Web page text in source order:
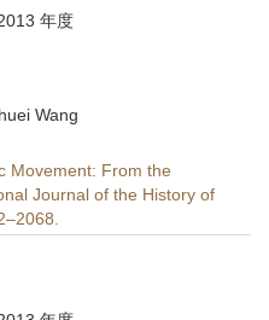
年度
Wang
Movement: From the
Journal of the History of